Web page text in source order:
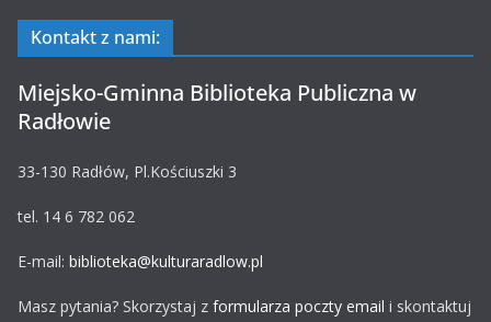
Kontakt z nami:
Miejsko-Gminna Biblioteka Publiczna w
Radłowie
33-130 Radłów, Pl.Kościuszki 3
tel. 14 6 782 062
E-mail: biblioteka@kulturaradlow.pl
Masz pytania? Skorzystaj z formularza poczty email i skontaktuj